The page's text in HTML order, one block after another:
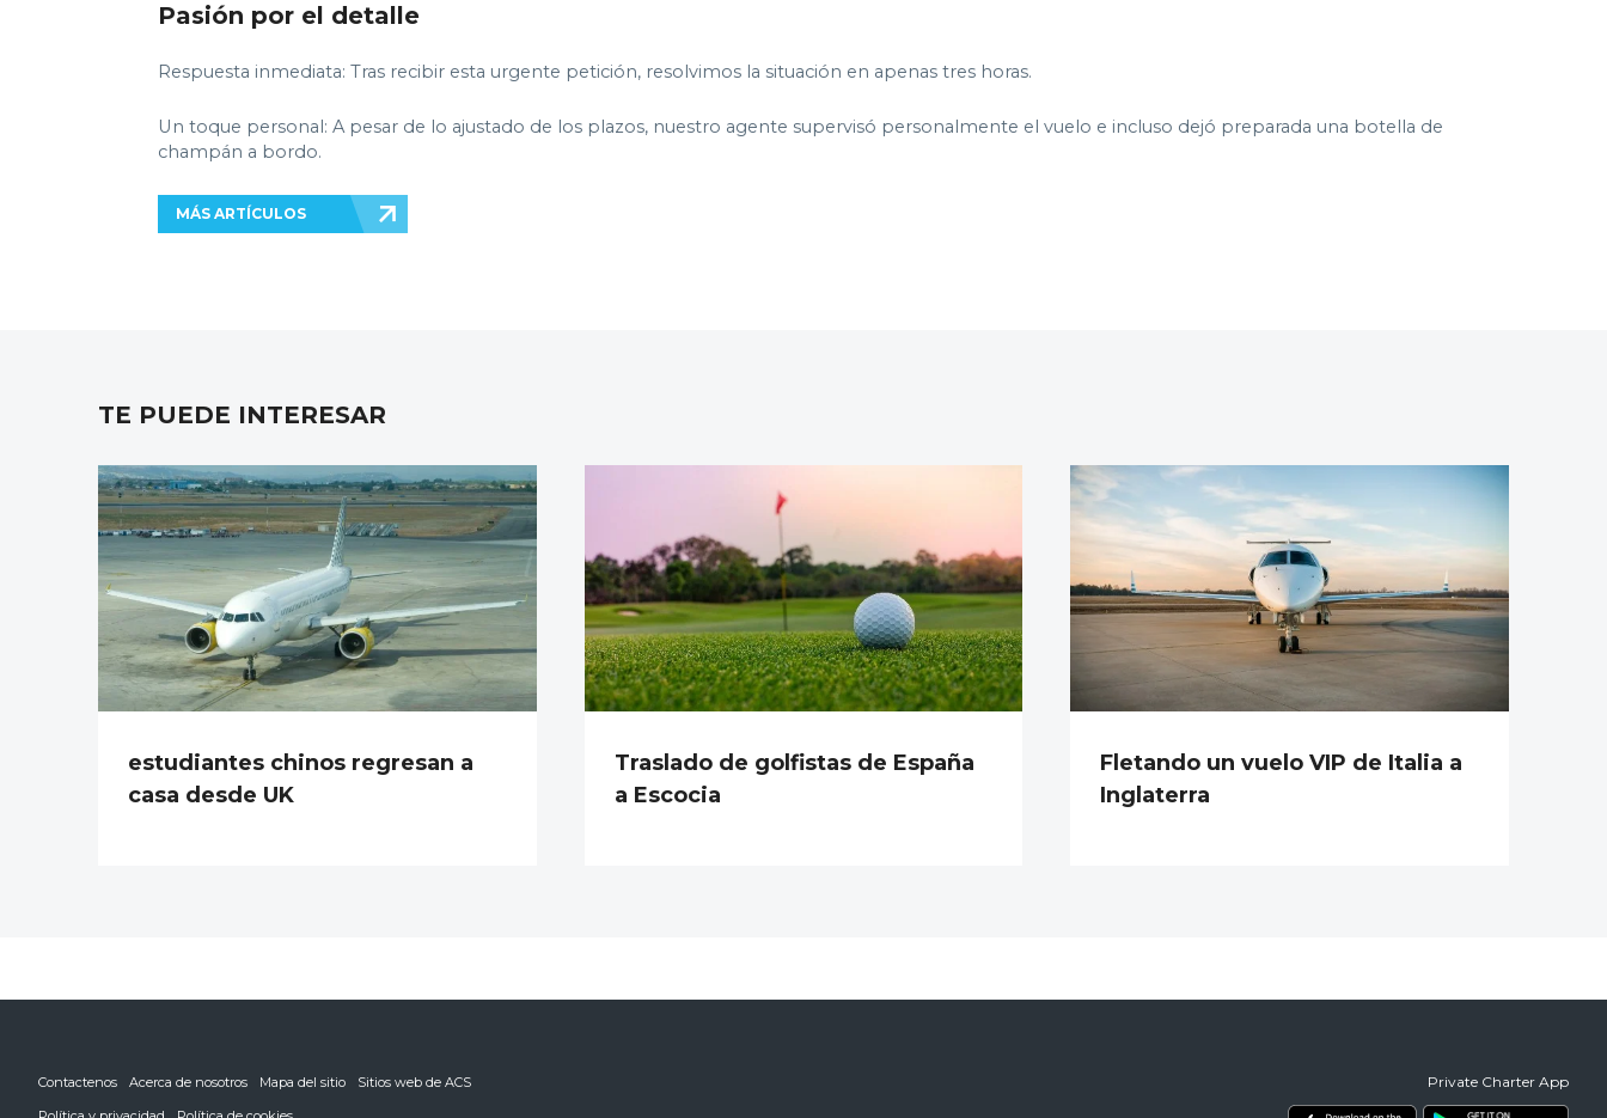
Pasión por el detalle
Respuesta inmediata: Tras recibir esta urgente petición, resolvimos la situación en apenas tres horas.
Un toque personal: A pesar de lo ajustado de los plazos, nuestro agente supervisó personalmente el vuelo e incluso dejó preparada una botella de
champán a bordo.
MÁS ARTÍCULOS
TE PUEDE INTERESAR
estudiantes chinos regresan a
casa desde UK
Traslado de golfistas de España
a Escocia
Fletando un vuelo VIP de Italia a
Inglaterra
Contactenos Acerca de nosotros Mapa del sitio
Sitios web de ACS
Private Charter App